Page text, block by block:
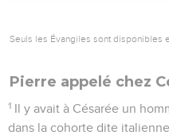
Seuls les Évangiles sont disponibles
Pierre appelé chez
1 Il y avait à Césarée un
dans la cohorte dite italienne.